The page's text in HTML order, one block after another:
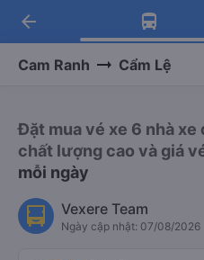
Tải app
Nhận ưu đãi
Tải app Vexere
-30k/ghế khi đặt
arrow_back
Cam Ranh Cẩm Lệ
Đặt mua vé xe 6 nhà xe
chất lượng cao và giá
mỗi ngày
Vexere Team
Ngày cập nhật: 07/08/2026